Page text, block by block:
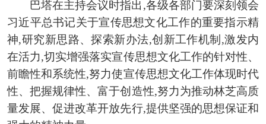
巴塔在主持会议时指出,各级各部门要深刻领会
习近平总书记关于宣传思想文化工作的重要指示精
神,研究新思路、探索新办法,创新工作机制,激发内
在活力,切实增强落实宣传思想文化工作的针对性、
前瞻性和系统性,努力使宣传思想文化工作体现时代
性、把握规律性、富于创造性,努力为推动林芝高质
量发展、促进改革开放先行,提供坚强的思想保证和